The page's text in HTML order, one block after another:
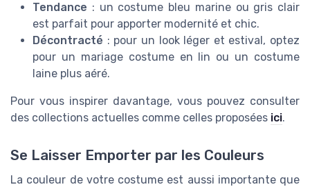
Tendance : un costume bleu marine ou gris clair
est parfait pour apporter modernité et chic.
Décontracté : pour un look léger et estival, optez
pour un mariage costume en lin ou un costume
laine plus aéré.
Pour vous inspirer davantage, vous pouvez consulter
des collections actuelles comme celles proposées ici.
Se Laisser Emporter par les Couleurs
La couleur de votre costume est aussi importante que